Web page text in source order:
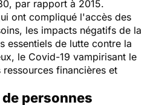
par rapport à 2015.
ont compliqué l'accès des
les impacts négatifs de la
essentiels de lutte contre la
le Covid-19 vampirisant le
financières et
personnes